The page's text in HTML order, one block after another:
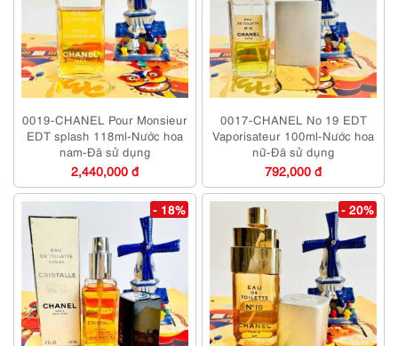
0019-CHANEL Pour Monsieur
EDT splash 118ml-Nước hoa
nam-Đã sử dụng
2,440,000 đ
0017-CHANEL No 19 EDT
Vaporisateur 100ml-Nước hoa
nữ-Đã sử dụng
792,000 đ
- 18% - 20%